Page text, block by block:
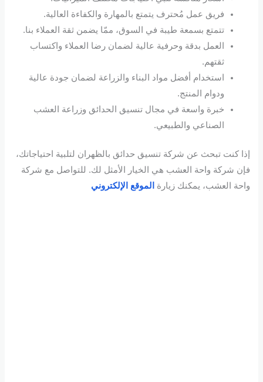
فريق عمل مُحترف يتمتع بالمهارة والكفاءة العالية.
تتمتع بسمعة طيبة في السوق، ممّا يضمن ثقة العملاء بنا.
العمل بدقة وحرفية عالية لضمان رضا العملاء واكتساب
ثقتهم.
استخدام أفضل مواد البناء والزراعة لضمان جودة عالية
ودوام المنتج.
خبرة واسعة في مجال تنسيق الحدائق وزراعة العشب
الصناعي والطبيعي.
إذا كنت تبحث عن شركة تنسيق حدائق بالظهران لتلبية احتياجاتك،
فإن شركة واحة العشب هي الخيار الأمثل لك. للتواصل مع شركة
واحة العشب، يمكنك زيارةالموقع الإلكتروني